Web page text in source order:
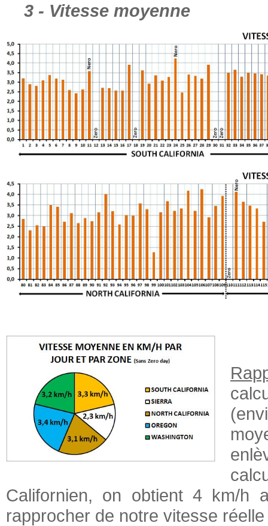
3 - Vitesse moyenne
Californien, on obtient 4 km/
rapprocher de notre vitesse